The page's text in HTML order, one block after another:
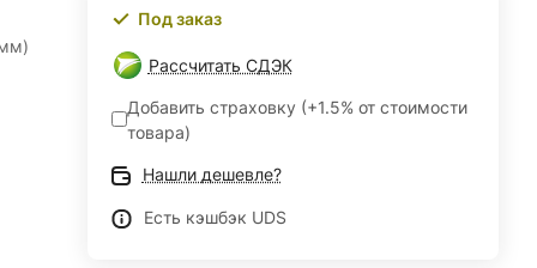
Под заказ
Рассчитать СДЭК
Добавить страховку (+1.5% от стоимости
товара)
Нашли дешевле?
Есть кэшбэк UDS